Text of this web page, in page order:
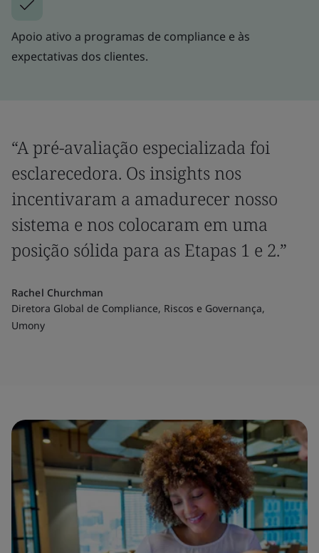
Apoio ativo a programas de compliance e às
expectativas dos clientes.
“A pré-avaliação especializada foi
esclarecedora. Os insights nos
incentivaram a amadurecer nosso
sistema e nos colocaram em uma
posição sólida para as Etapas 1 e 2.”
Rachel Churchman
Diretora Global de Compliance, Riscos e Governança,
Umony